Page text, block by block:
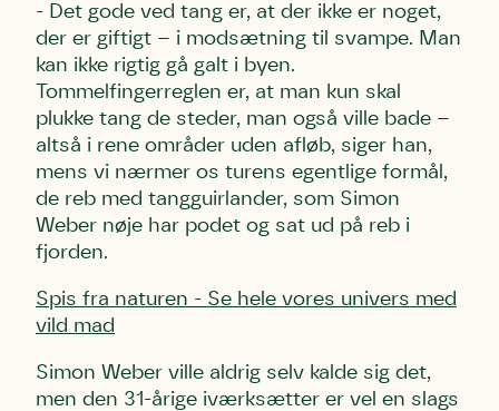
- Det gode ved tang er, at der ikke er noget,
der er giftigt – i modsætning til svampe. Man
kan ikke rigtig gå galt i byen.
Tommelfingerreglen er, at man kun skal
plukke tang de steder, man også ville bade –
altså i rene områder uden afløb, siger han,
mens vi nærmer os turens egentlige formål,
de reb med tangguirlander, som Simon
Weber nøje har podet og sat ud på reb i
fjorden.
Spis fra naturen - Se hele vores univers med
vild mad
Simon Weber ville aldrig selv kalde sig det,
men den 31-årige iværksætter er vel en slags